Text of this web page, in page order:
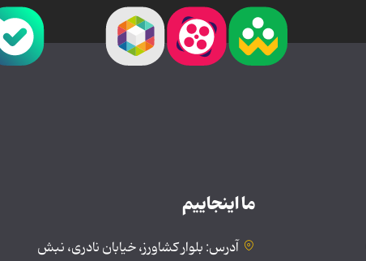
ما اینجاییم
آدرس: بلوار کشاورز، خیابان نادری، نبش